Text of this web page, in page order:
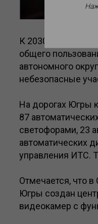
К 2030 году
общего
автономного
небезопасные
На дорогах Югры
87
светофорами, 23
автоматических
управления ИТС.
Отмечается, что
Югры создан
видеокамер с